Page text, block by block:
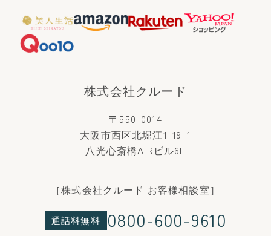
株式会社クルード
〒550-0014
大阪市西区北堀江1-19-1
八光心斎橋AIRビル6F
［株式会社クルード お客様相談室］
通話料無料 0800-600-9610